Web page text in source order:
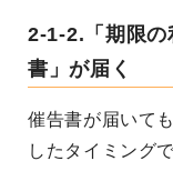
2-1-2.「期限の
書」が届く
催告書が届いて
したタイミングで